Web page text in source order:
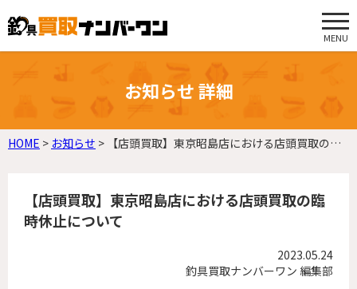
MENU
お知らせ 詳細
HOME > お知らせ > 【店頭買取】東京昭島店における店頭買取の臨時休止について
【店頭買取】東京昭島店における店頭買取の臨
時休止について
2023.05.24
釣具買取ナンバーワン 編集部